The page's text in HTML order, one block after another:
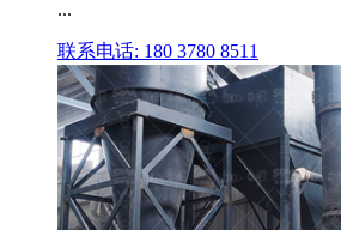
...
联系电话: 180 3780 8511